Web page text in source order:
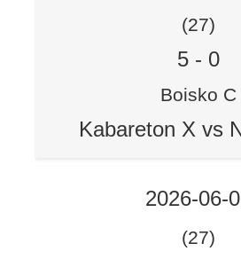
(27)
5 - 0
Boisko C
Kabareton X vs
2026-06-
(27)